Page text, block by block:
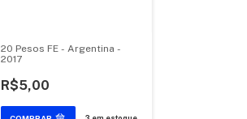
20 Pesos FE - Argentina -
2017
R$5,00